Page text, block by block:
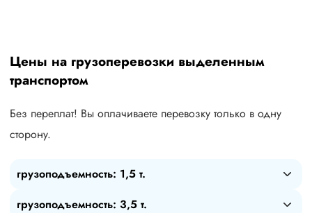
Цены на грузоперевозки выделенным
транспортом
Без переплат! Вы оплачиваете перевозку только в одну
сторону.
грузоподъемность: 1,5 т.
грузоподъемность: 3,5 т.